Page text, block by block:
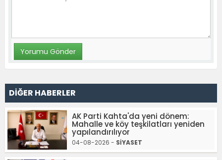
DİĞER HABERLER
AK Parti Kahta'da yeni dönem:
Mahalle ve köy teşkilatları yeniden
yapılandırılıyor
04-08-2026 - SİYASET